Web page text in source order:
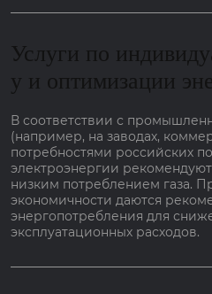
Услуги по
у и оптимизации
В соответствии с
(например, на заводах,
потребностями российских
электроэнергии
низким потреблением газа.
экономичности даются
энергопотребления для
эксплуатационных расходов.